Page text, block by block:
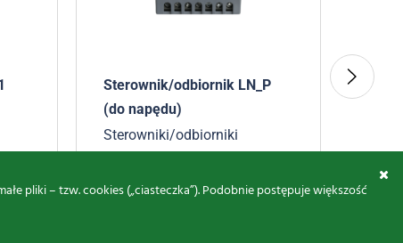
Sterownik/odbiornik LN_P
(do napędu)
Sterowniki/odbiorniki
zewnętrzne
205,00
266,50 zł brutto
pliki – tzw. cookies („ciasteczka”). Podobnie postępuje większość